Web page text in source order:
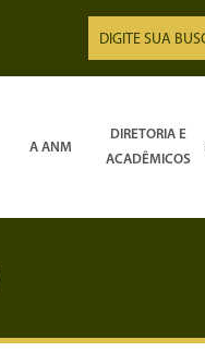
A ANM
DIRETORIA E
ACADÊMICOS